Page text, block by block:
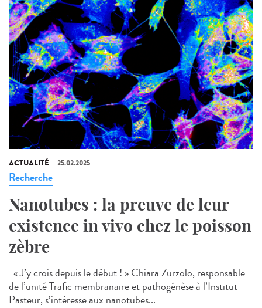
ACTUALITÉ 25.02.2025
Recherche
Nanotubes : la preuve de leur
existence in vivo chez le poisson
zèbre
« J’y crois depuis le début ! » Chiara Zurzolo, responsable
de l’unité Trafic membranaire et pathogénèse à l’Institut
Pasteur, s’intéresse aux nanotubes...